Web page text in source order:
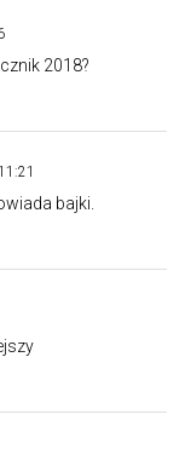
2018?
bajki.